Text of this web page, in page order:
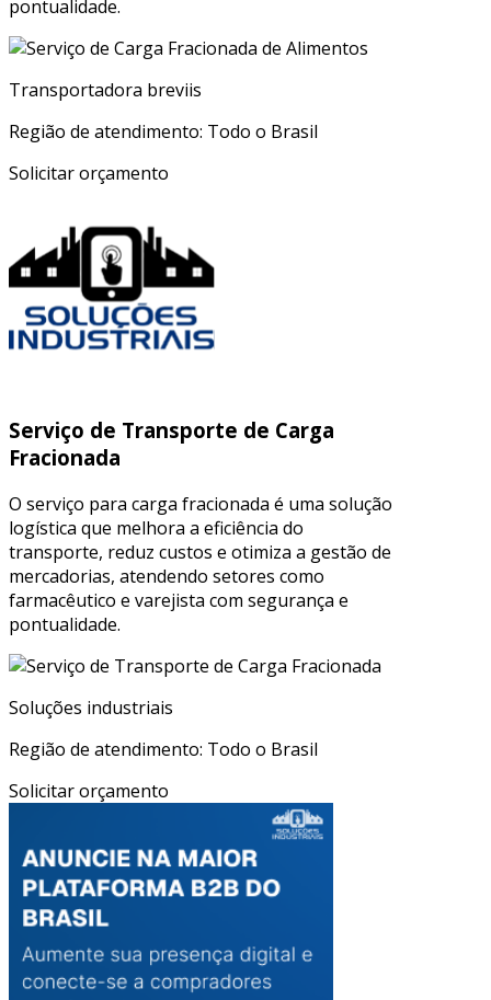
pontualidade.
Transportadora breviis
Região de atendimento: Todo o Brasil
Solicitar orçamento
Serviço de Transporte de Carga
Fracionada
O serviço para carga fracionada é uma solução
logística que melhora a eficiência do
transporte, reduz custos e otimiza a gestão de
mercadorias, atendendo setores como
farmacêutico e varejista com segurança e
pontualidade.
Soluções industriais
Região de atendimento: Todo o Brasil
Solicitar orçamento